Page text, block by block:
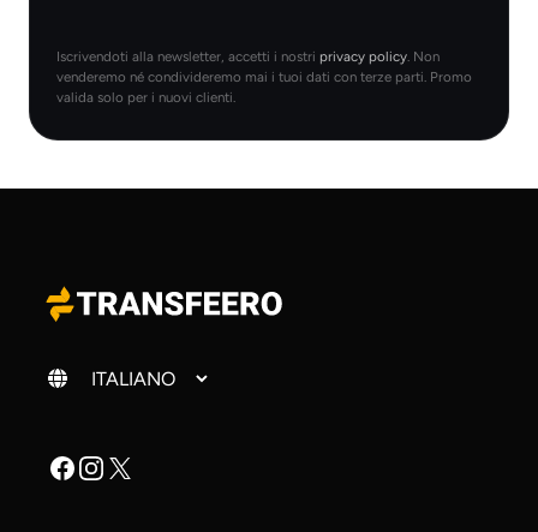
Iscrivendoti alla newsletter, accetti i nostri privacy policy . Non
venderemo né condivideremo mai i tuoi dati con terze parti. Promo
valida solo per i nuovi clienti.
Cambia lingua
Facebook
Instagram
X